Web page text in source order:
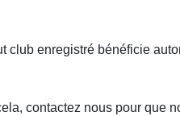
club enregistré bénéficie
contactez nous pour que